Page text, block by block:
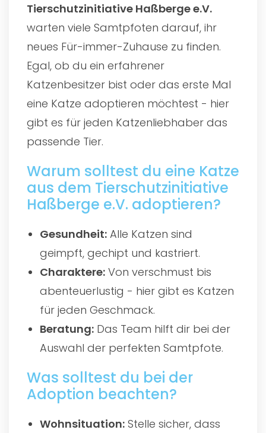
Tierschutzinitiative Haßberge e.V.
warten viele Samtpfoten darauf, ihr
neues Für-immer-Zuhause zu finden.
Egal, ob du ein erfahrener
Katzenbesitzer bist oder das erste Mal
eine Katze adoptieren möchtest - hier
gibt es für jeden Katzenliebhaber das
passende Tier.
Warum solltest du eine Katze
aus dem Tierschutzinitiative
Haßberge e.V. adoptieren?
Gesundheit: Alle Katzen sind
geimpft, gechipt und kastriert.
Charaktere: Von verschmust bis
abenteuerlustig - hier gibt es Katzen
für jeden Geschmack.
Beratung: Das Team hilft dir bei der
Auswahl der perfekten Samtpfote.
Was solltest du bei der
Adoption beachten?
Wohnsituation: Stelle sicher, dass